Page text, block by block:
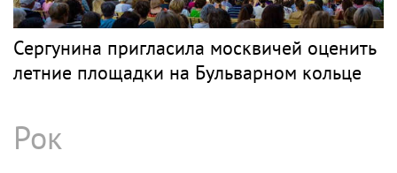
Сергунина пригласила москвичей оценить
летние площадки на Бульварном кольце
Рок